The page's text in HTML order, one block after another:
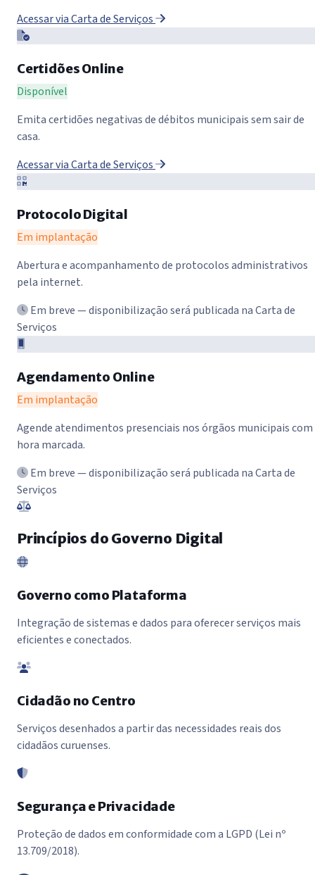
Acessar via Carta de Serviços
Certidões Online
Disponível
Emita certidões negativas de débitos municipais sem sair de
casa.
Acessar via Carta de Serviços
Protocolo Digital
Em implantação
Abertura e acompanhamento de protocolos administrativos
pela internet.
Em breve — disponibilização será publicada na Carta de
Serviços
Agendamento Online
Em implantação
Agende atendimentos presenciais nos órgãos municipais com
hora marcada.
Em breve — disponibilização será publicada na Carta de
Serviços
Princípios do Governo Digital
Governo como Plataforma
Integração de sistemas e dados para oferecer serviços mais
eficientes e conectados.
Cidadão no Centro
Serviços desenhados a partir das necessidades reais dos
cidadãos curuenses.
Segurança e Privacidade
Proteção de dados em conformidade com a LGPD (Lei nº
13.709/2018).